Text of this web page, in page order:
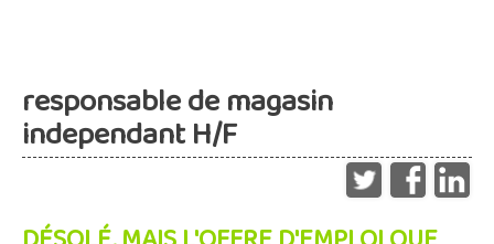
responsable de magasin
independant H/F